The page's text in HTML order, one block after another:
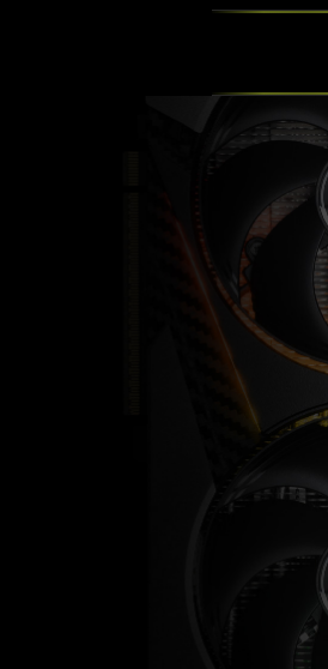
L'efficacité de votre
la consommation
excellente référence
consommation réduite
des